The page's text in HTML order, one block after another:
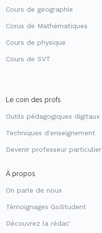
Cours de geographie
Corus de Mathématiques
Cours de physique
Cours de SVT
Le coin des profs
Outils pédagogiques digitaux
Techniques d'enseignement
Devenir professeur particulier
À propos
On parle de nous
Témoignages GoStudent
Découvrez la rédac'